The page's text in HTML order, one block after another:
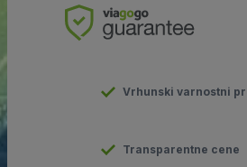
Vrhunski varnostni
Transparentne cene